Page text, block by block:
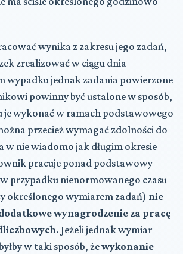
wynika z zakresu jego zadań,
zrealizować w ciągu dnia
wypadku jednak zadania powierzone
powinny być ustalone w sposób,
wykonać w ramach podstawowego
przecież wymagać zdolności do
w nie wiadomo jak długim okresie
pracuje ponad podstawowy
przypadku nienormowanego czasu
określonego wymiarem zadań) nie
wynagrodzenie za pracę
. Jeżeli jednak wymiar
w taki sposób, żewykonanie